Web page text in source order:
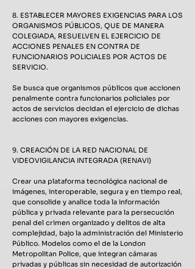
8. ESTABLECER MAYORES EXIGENCIAS PARA LOS
ORGANISMOS PÚBLICOS, QUE DE MANERA
COLEGIADA, RESUELVEN EL EJERCICIO DE
ACCIONES PENALES EN CONTRA DE
FUNCIONARIOS POLICIALES POR ACTOS DE
SERVICIO.
Se busca que organismos públicos que accionen
penalmente contra funcionarios policiales por
actos de servicios decidan el ejercicio de dichas
acciones con mayores exigencias.
9. CREACIÓN DE LA RED NACIONAL DE
VIDEOVIGILANCIA INTEGRADA (RENAVI)
Crear una plataforma tecnológica nacional de
imágenes, interoperable, segura y en tiempo real,
que consolide y analice toda la información
pública y privada relevante para la persecución
penal del crimen organizado y delitos de alta
complejidad, bajo la administración del Ministerio
Público. Modelos como el de la London
Metropolitan Police, que integran cámaras
privadas y públicas sin necesidad de autorización